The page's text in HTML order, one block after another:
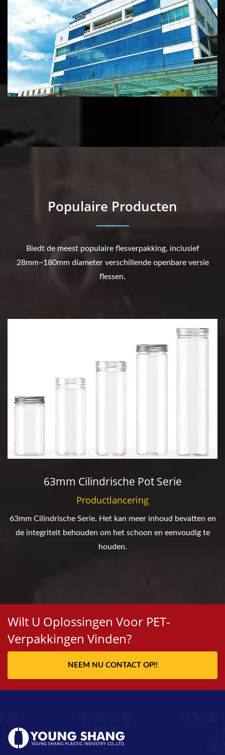
Populaire Producten
Biedt de meest populaire flesverpakking, inclusief
28mm~180mm diameter verschillende openbare versie
flessen.
63mm Cilindrische Pot Serie
Productlancering
63mm Cilindrische Serie. Het kan meer inhoud bevatten en
de integriteit behouden om het schoon en eenvoudig te
houden.
Wilt U Oplossingen Voor PET-
Verpakkingen Vinden?
NEEM NU CONTACT OP!!